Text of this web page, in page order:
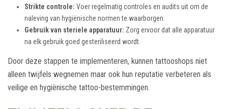
Strikte controle: Voer regelmatig controles en audits uit om de
naleving van hygiënische normen te waarborgen.
Gebruik van steriele apparatuur: Zorg ervoor dat alle apparatuur
na elk gebruik goed gesteriliseerd wordt.
Door deze stappen te implementeren, kunnen tattooshops niet
alleen twijfels wegnemen maar ook hun reputatie verbeteren als
veilige en hygiënische tattoo-bestemmingen.